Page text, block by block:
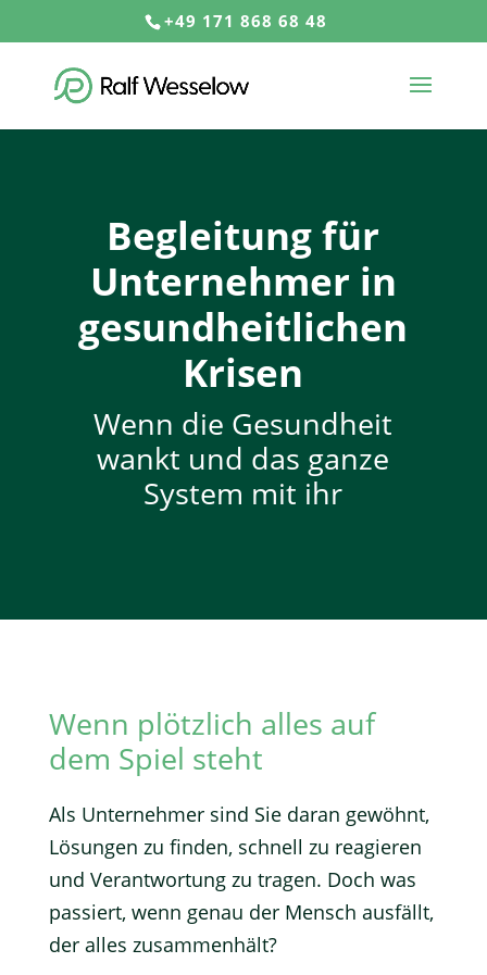
+49 171 868 68 48
Begleitung für
Unternehmer in
gesundheitlichen
Krisen
Wenn die Gesundheit
wankt und das ganze
System mit ihr
Wenn plötzlich alles auf
dem Spiel steht
Als Unternehmer sind Sie daran gewöhnt,
Lösungen zu finden, schnell zu reagieren
und Verantwortung zu tragen. Doch was
passiert, wenn genau der Mensch ausfällt,
der alles zusammenhält?